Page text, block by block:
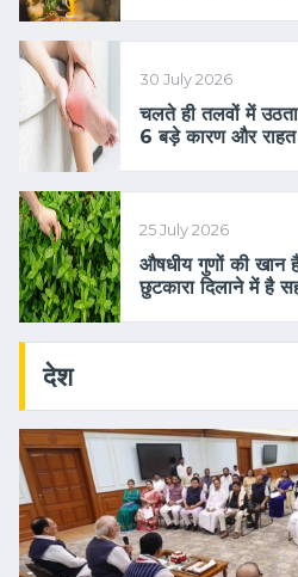
30 July 2026
चलते ही तलवों में
6 बड़े कारण और
25 July 2026
औषधीय गुणों की खान
छुटकारा दिलाने में है
देश